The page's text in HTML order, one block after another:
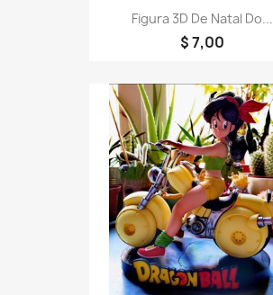
Figura 3D De Natal Do...
$ 7,00